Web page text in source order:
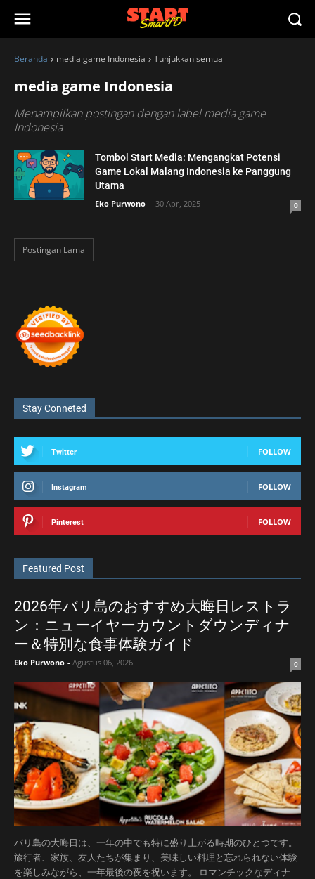
Beranda media game Indonesia Tunjukkan semua
media game Indonesia
Menampilkan postingan dengan labelmedia game
Indonesia
Tombol Start Media: Mengangkat Potensi
Game Lokal Malang Indonesia ke Panggung
Utama
Eko Purwono 30 Apr, 2025 0
Postingan Lama
Stay Conneted
Twitter FOLLOW
Instagram FOLLOW
Pinterest FOLLOW
Featured Post
2026年バリ島のおすすめ大晦日レストラ
ン：ニューイヤーカウントダウンディナ
ー＆特別な食事体験ガイド
Eko Purwono - Agustus 06, 2026 0
バリ島の大晦日は、一年の中でも特に盛り上がる時期のひとつです。
旅行者、家族、友人たちが集まり、美味しい料理と忘れられない体験
を楽しみながら、一年最後の夜を祝います。 ロマンチックなディナ